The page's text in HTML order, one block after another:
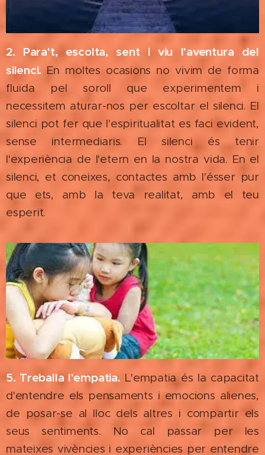
2. Para't, escolta, sent i viu l'aventura del
silenci. En moltes ocasions no vivim de forma
fluïda pel soroll que experimentem i
necessitem aturar-nos per escoltar el silenci. El
silenci pot fer que l'espiritualitat es faci evident,
sense intermediaris. El silenci és tenir
l'experiència de l'etern en la nostra vida. En el
silenci, et coneixes, contactes amb l'ésser pur
que ets, amb la teva realitat, amb el teu
esperit.
5. Treballa l'empatia. L'empatia és la capacitat
d'entendre els pensaments i emocions alienes,
de posar-se al lloc dels altres i compartir els
seus sentiments. No cal passar per les
mateixes vivències i experiències per entendre